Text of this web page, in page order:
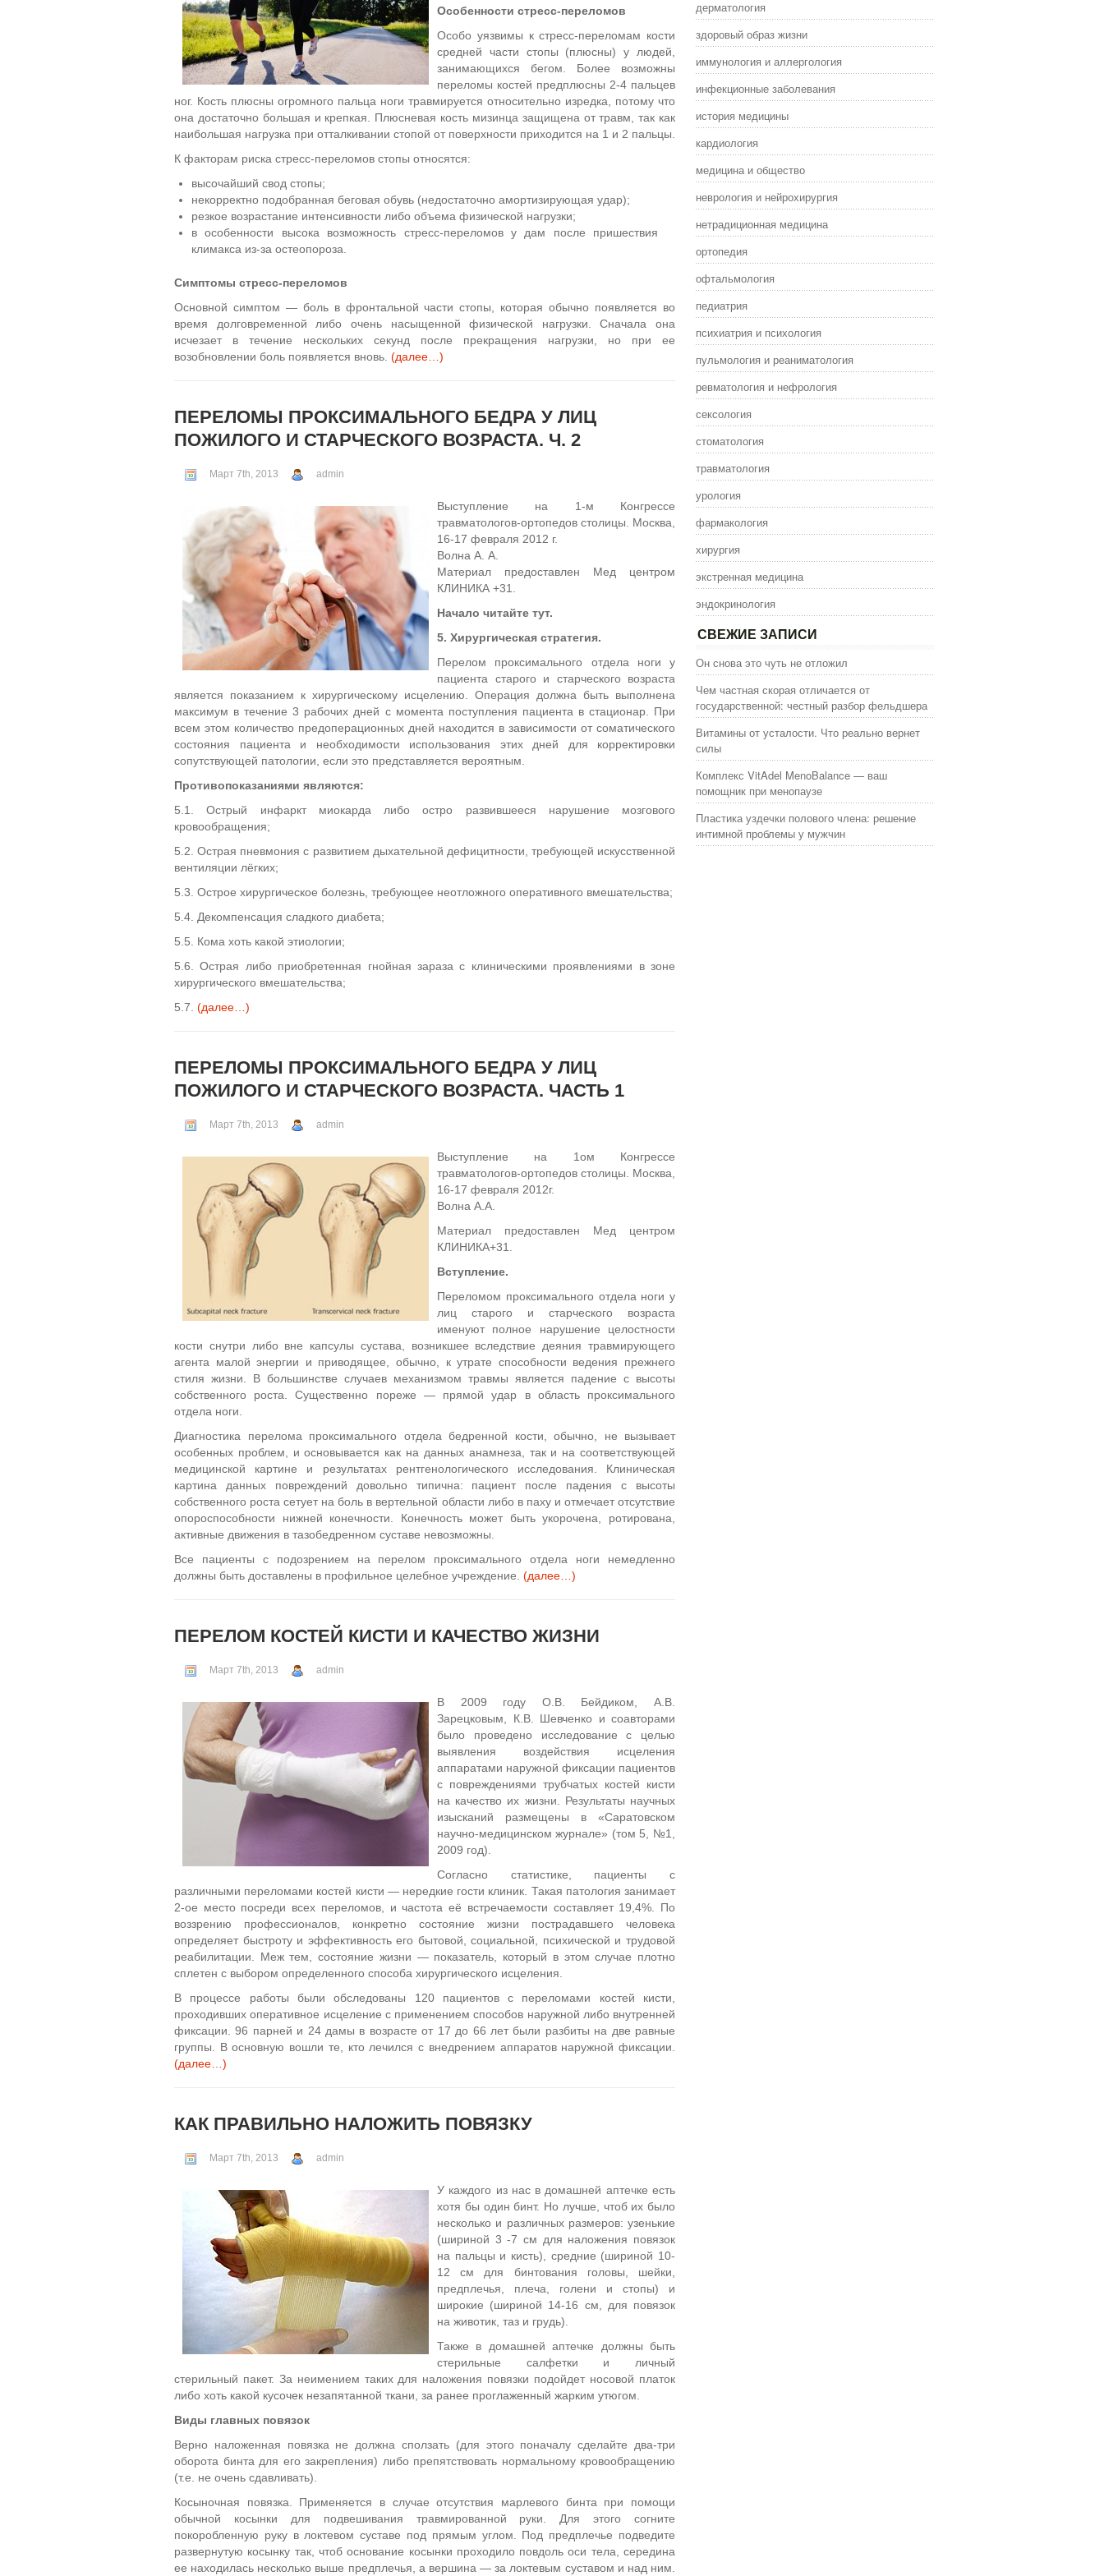
Особенности стресс-переломов
Особо уязвимы к стресс-переломам кости
средней части стопы (плюсны) у людей,
занимающихся бегом. Более возможны
переломы костей предплюсны 2-4 пальцев
ног. Кость плюсны огромного пальца ноги травмируется относительно изредка, потому что
она достаточно большая и крепкая. Плюсневая кость мизинца защищена от травм, так как
наибольшая нагрузка при отталкивании стопой от поверхности приходится на 1 и 2 пальцы.
К факторам риска стресс-переломов стопы относятся:
высочайший свод стопы;
некорректно подобранная беговая обувь (недостаточно амортизирующая удар);
резкое возрастание интенсивности либо объема физической нагрузки;
в особенности высока возможность стресс-переломов у дам после пришествия
климакса из-за остеопороза.
Симптомы стресс-переломов
Основной симптом — боль в фронтальной части стопы, которая обычно появляется во
время долговременной либо очень насыщенной физической нагрузки. Сначала она
исчезает в течение нескольких секунд после прекращения нагрузки, но при ее
возобновлении боль появляется вновь. (далее…)
ПЕРЕЛОМЫ ПРОКСИМАЛЬНОГО БЕДРА У ЛИЦ
ПОЖИЛОГО И СТАРЧЕСКОГО ВОЗРАСТА. Ч. 2
Март 7th, 2013 admin
Выступление на 1-м Конгрессе
травматологов-ортопедов столицы. Москва,
16-17 февраля 2012 г.
Волна А. А.
Материал предоставлен Мед центром
КЛИНИКА +31.
Начало читайте тут.
5. Хирургическая стратегия.
Перелом проксимального отдела ноги у
пациента старого и старческого возраста
является показанием к хирургическому исцелению. Операция должна быть выполнена
максимум в течение 3 рабочих дней с момента поступления пациента в стационар. При
всем этом количество предоперационных дней находится в зависимости от соматического
состояния пациента и необходимости использования этих дней для корректировки
сопутствующей патологии, если это представляется вероятным.
Противопоказаниями являются:
5.1. Острый инфаркт миокарда либо остро развившееся нарушение мозгового
кровообращения;
5.2. Острая пневмония с развитием дыхательной дефицитности, требующей искусственной
вентиляции лёгких;
5.3. Острое хирургическое болезнь, требующее неотложного оперативного вмешательства;
5.4. Декомпенсация сладкого диабета;
5.5. Кома хоть какой этиологии;
5.6. Острая либо приобретенная гнойная зараза с клиническими проявлениями в зоне
хирургического вмешательства;
5.7. (далее…)
ПЕРЕЛОМЫ ПРОКСИМАЛЬНОГО БЕДРА У ЛИЦ
ПОЖИЛОГО И СТАРЧЕСКОГО ВОЗРАСТА. ЧАСТЬ 1
Март 7th, 2013 admin
Выступление на 1ом Конгрессе
травматологов-ортопедов столицы. Москва,
16-17 февраля 2012г.
Волна А.А.
Материал предоставлен Мед центром
КЛИНИКА+31.
Вступление.
Переломом проксимального отдела ноги у
лиц старого и старческого возраста
именуют полное нарушение целостности
кости снутри либо вне капсулы сустава, возникшее вследствие деяния травмирующего
агента малой энергии и приводящее, обычно, к утрате способности ведения прежнего
стиля жизни. В большинстве случаев механизмом травмы является падение с высоты
собственного роста. Существенно пореже — прямой удар в область проксимального
отдела ноги.
Диагностика перелома проксимального отдела бедренной кости, обычно, не вызывает
особенных проблем, и основывается как на данных анамнеза, так и на соответствующей
медицинской картине и результатах рентгенологического исследования. Клиническая
картина данных повреждений довольно типична: пациент после падения с высоты
собственного роста сетует на боль в вертельной области либо в паху и отмечает отсутствие
опороспособности нижней конечности. Конечность может быть укорочена, ротирована,
активные движения в тазобедренном суставе невозможны.
Все пациенты с подозрением на перелом проксимального отдела ноги немедленно
должны быть доставлены в профильное целебное учреждение. (далее…)
ПЕРЕЛОМ КОСТЕЙ КИСТИ И КАЧЕСТВО ЖИЗНИ
Март 7th, 2013 admin
В 2009 году О.В. Бейдиком, А.В.
Зарецковым, К.В. Шевченко и соавторами
было проведено исследование с целью
выявления воздействия исцеления
аппаратами наружной фиксации пациентов
с повреждениями трубчатых костей кисти
на качество их жизни. Результаты научных
изысканий размещены в «Саратовском
научно-медицинском журнале» (том 5, №1,
2009 год).
Согласно статистике, пациенты с
различными переломами костей кисти — нередкие гости клиник. Такая патология занимает
2-ое место посреди всех переломов, и частота её встречаемости составляет 19,4%. По
воззрению профессионалов, конкретно состояние жизни пострадавшего человека
определяет быстроту и эффективность его бытовой, социальной, психической и трудовой
реабилитации. Меж тем, состояние жизни — показатель, который в этом случае плотно
сплетен с выбором определенного способа хирургического исцеления.
В процессе работы были обследованы 120 пациентов с переломами костей кисти,
проходивших оперативное исцеление с применением способов наружной либо внутренней
фиксации. 96 парней и 24 дамы в возрасте от 17 до 66 лет были разбиты на две равные
группы. В основную вошли те, кто лечился с внедрением аппаратов наружной фиксации.
(далее…)
КАК ПРАВИЛЬНО НАЛОЖИТЬ ПОВЯЗКУ
Март 7th, 2013 admin
У каждого из нас в домашней аптечке есть
хотя бы один бинт. Но лучше, чтоб их было
несколько и различных размеров: узенькие
(шириной 3 -7 см для наложения повязок
на пальцы и кисть), средние (шириной 10-
12 см для бинтования головы, шейки,
предплечья, плеча, голени и стопы) и
широкие (шириной 14-16 см, для повязок
на животик, таз и грудь).
Также в домашней аптечке должны быть
стерильные салфетки и личный
стерильный пакет. За неимением таких для наложения повязки подойдет носовой платок
либо хоть какой кусочек незапятанной ткани, за ранее проглаженный жарким утюгом.
Виды главных повязок
Верно наложенная повязка не должна сползать (для этого поначалу сделайте два-три
оборота бинта для его закрепления) либо препятствовать нормальному кровообращению
(т.е. не очень сдавливать).
Косыночная повязка. Применяется в случае отсутствия марлевого бинта при помощи
обычной косынки для подвешивания травмированной руки. Для этого согните
покоробленную руку в локтевом суставе под прямым углом. Под предплечье подведите
развернутую косынку так, чтоб основание косынки проходило повдоль оси тела, середина
ее находилась несколько выше предплечья, а вершина — за локтевым суставом и над ним.
дерматология
здоровый образ жизни
иммунология и аллергология
инфекционные заболевания
история медицины
кардиология
медицина и общество
неврология и нейрохирургия
нетрадиционная медицина
ортопедия
офтальмология
педиатрия
психиатрия и психология
пульмология и реаниматология
ревматология и нефрология
сексология
стоматология
травматология
урология
фармакология
хирургия
экстренная медицина
эндокринология
СВЕЖИЕ ЗАПИСИ
Он снова это чуть не отложил
Чем частная скорая отличается от
государственной: честный разбор фельдшера
Витамины от усталости. Что реально вернет
силы
Комплекс VitAdel MenoBalance — ваш
помощник при менопаузе
Пластика уздечки полового члена: решение
интимной проблемы у мужчин